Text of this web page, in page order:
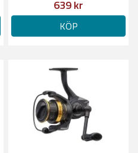
639 kr
KÖP